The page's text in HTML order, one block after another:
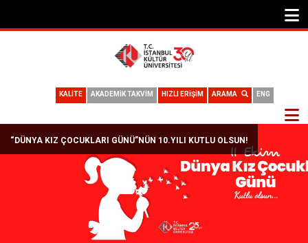
ENG
ARAMA
HIZLI ERİŞİM
AKADEMİK TAKVİM
KALİTE
“DÜNYA KIZ ÇOCUKLARI GÜNÜ”NÜN 10.YILI KUTLU OLSUN!